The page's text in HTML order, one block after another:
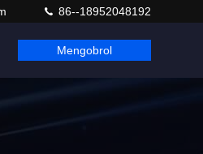
86--18952048192
Mengobrol